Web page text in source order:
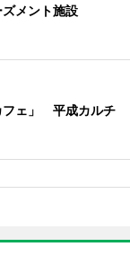
メント施設
フェ」 平成カルチ